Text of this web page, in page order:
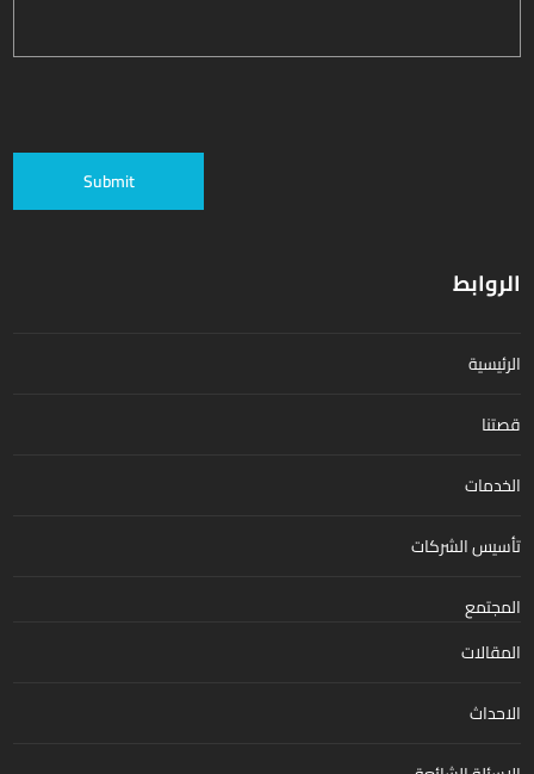
الروابط
الرئيسية
قصتنا
الخدمات
تأسيس الشركات
المجتمع
المقالات
الاحداث